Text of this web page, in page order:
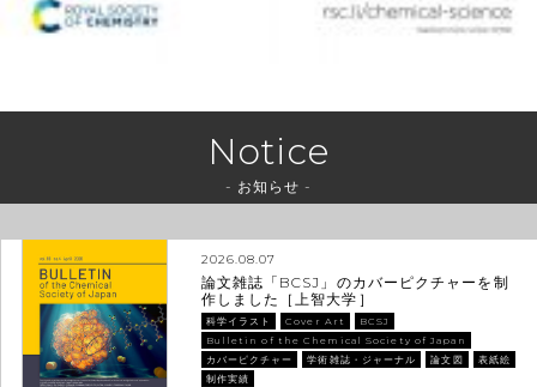
Notice
- お知らせ -
2026.08.07
論文雑誌「BCSJ」のカバーピクチャーを制
作しました［上智大学］
科学イラスト Cover Art
BCSJ
Bulletin of the Chemical Society of Japan
カバーピクチャー
学術雑誌・ジャーナル 論文図
表紙絵
制作実績